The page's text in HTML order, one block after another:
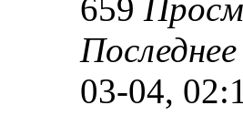
659
03-04,